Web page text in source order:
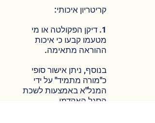
קריטריון איכותי:
1. דיקן הפקולטה או מי
מטעמו קבעו כי איכות
ההוראה מתאימה.
בנוסף, ניתן אישור סופי
כ"מורה מתמיד" על ידי
המנל"א באמצעות לשכת
הסגל האקדמי.